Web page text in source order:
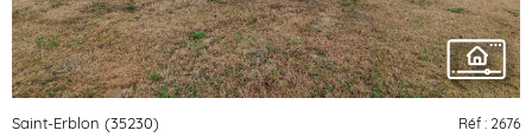
Saint-Erblon (35230)
Réf : 2676